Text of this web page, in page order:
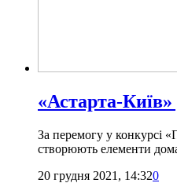
«Астарта-
За перемогу у конкурсі
створюють елементи
20 грудня 2021, 14:320